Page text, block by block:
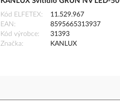
Kód ELFETEX
11.529.967
EAN
8595665313937
Kód výrobce
31393
Značka
KANLUX